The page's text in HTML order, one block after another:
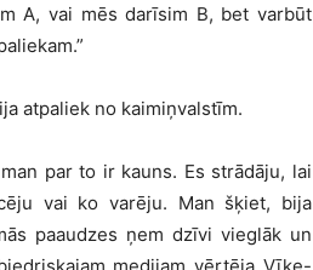
A, vai mēs darīsim B, bet varbūt
atpaliek no kaimiņvalstīm.
par to ir kauns. Es strādāju, lai
vai ko varēju. Man šķiet, bija
paaudzes ņem dzīvi vieglāk un
medijam vērtēja Vīķe-